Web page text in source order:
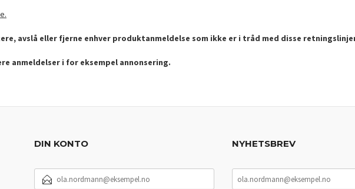
avslå eller fjerne enhver produktanmeldelse som ikke er i tråd med disse
anmeldelser i for eksempel annonsering.
DIN KONTO
POSTADRESSE
NYHETSBREV